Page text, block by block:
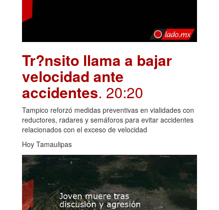
Tr?nsito llama a bajar
velocidad ante
accidentes. 20:20
Tampico reforzó medidas preventivas en vialidades con
reductores, radares y semáforos para evitar accidentes
relacionados con el exceso de velocidad
Hoy Tamaulipas